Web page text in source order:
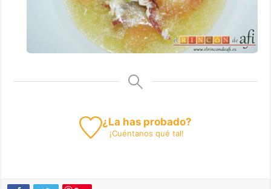
¿La has probado?
¡Cuéntanos qué tal!